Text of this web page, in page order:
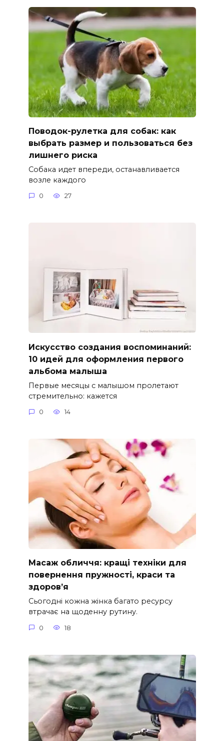
Поводок-рулетка для собак: как
выбрать размер и пользоваться без
лишнего риска
Собака идет впереди, останавливается
возле каждого
0 27
Искусство создания воспоминаний:
10 идей для оформления первого
альбома малыша
Первые месяцы с малышом пролетают
стремительно: кажется
0 14
Масаж обличчя: кращі техніки для
повернення пружності, краси та
здоров’я
Сьогодні кожна жінка багато ресурсу
втрачає на щоденну рутину.
0 18